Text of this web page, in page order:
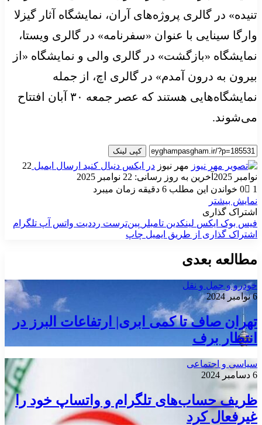
تنیده» در گالری پروژه‌های آران، نمایشگاه آثار گیزلا
وارگا سینایی با عنوان «سفرنامه» در گالری ویستا،
نمایشگاه «بازگشت» در گالری والی و نمایشگاه «از
بیرون به درون آمدم» در گالری اچ، از جمله
نمایشگاه‌هایی هستند که عصر جمعه ۳۰ آبان افتتاح
می‌شوند.
کپی لینک
مهر نیوز در ایکس دنبال کنید ارسال ایمیل 22
نوامبر 2025
آخرین به روز رسانی: 22 نوامبر 2025
0
1
خواندن این مطلب 6 دقیقه زمان میبرد
نمایش بیشتر
اشتراک گذاری
فیس بوک ایکس لینکدین ‫تامبلر ‫پین‌ترست ‫رددیت واتس آپ تلگرام
اشتراک گذاری از طریق ایمیل چاپ
مطالعه بعدی
خودرو و حمل و نقل
6 نوامبر 2024
تهران صاف تا کمی ابری| ارتفاعات البرز در
انتظار برف
سیاسی و اجتماعی
6 دسامبر 2024
ظریف حساب‌های تلگرام و واتساپ خود را
غیرفعال کرد